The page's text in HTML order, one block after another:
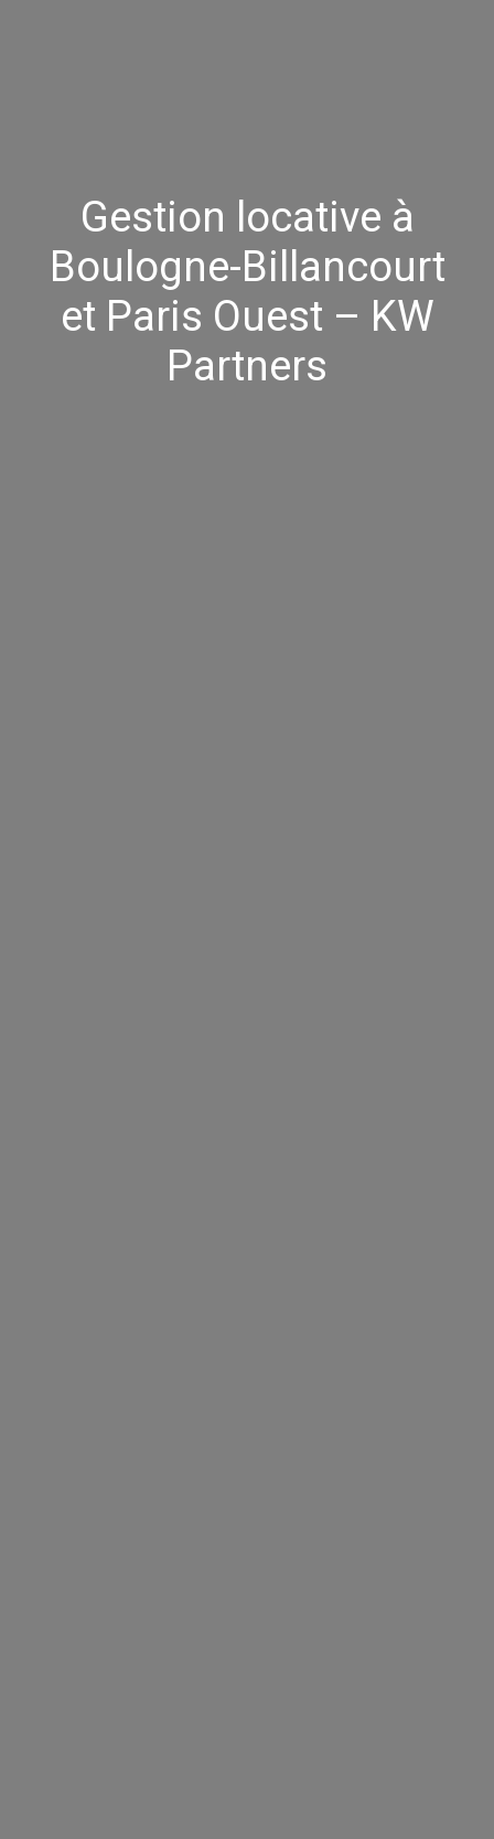
Gestion locative à
Boulogne-Billancourt
et Paris Ouest – KW
Partners